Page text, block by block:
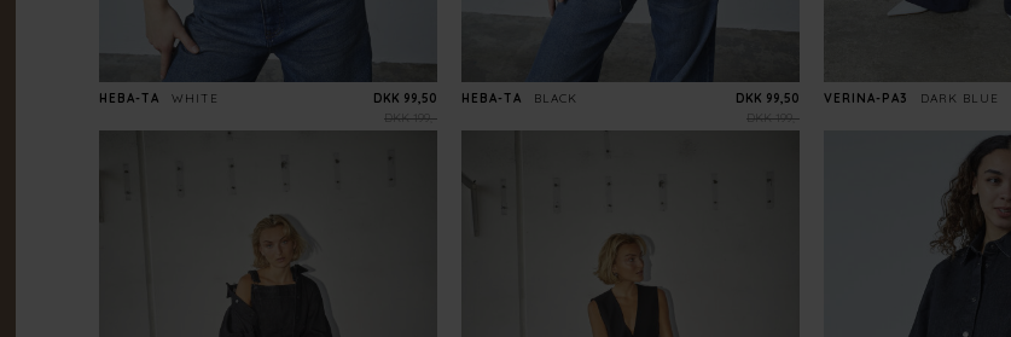
HEBA-TA
WHITE
DKK 199,-
DKK 99,50 HEBA-TA
BLACK
DKK 199,-
DKK 99,50 VERINA-PA3
DARK BLUE